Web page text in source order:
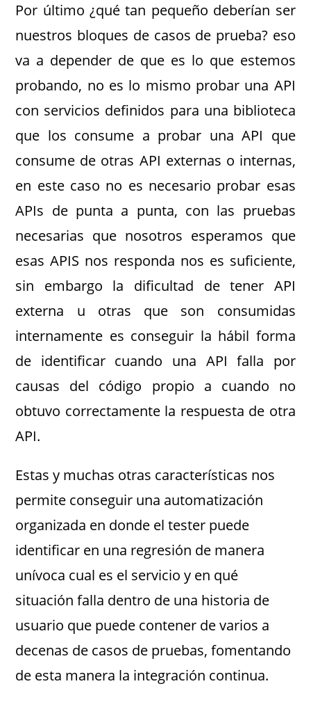
Por último ¿qué tan pequeño deberían ser
nuestros bloques de casos de prueba? eso
va a depender de que es lo que estemos
probando, no es lo mismo probar una API
con servicios definidos para una biblioteca
que los consume a probar una API que
consume de otras API externas o internas,
en este caso no es necesario probar esas
APIs de punta a punta, con las pruebas
necesarias que nosotros esperamos que
esas APIS nos responda nos es suficiente,
sin embargo la dificultad de tener API
externa u otras que son consumidas
internamente es conseguir la hábil forma
de identificar cuando una API falla por
causas del código propio a cuando no
obtuvo correctamente la respuesta de otra
API.
Estas y muchas otras características nos
permite conseguir una automatización
organizada en donde el tester puede
identificar en una regresión de manera
unívoca cual es el servicio y en qué
situación falla dentro de una historia de
usuario que puede contener de varios a
decenas de casos de pruebas, fomentando
de esta manera la integración continua.